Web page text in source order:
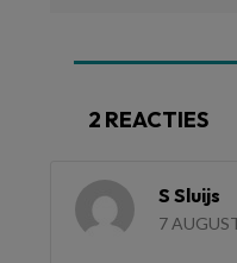
2 REACTIES
S Sluijs
7